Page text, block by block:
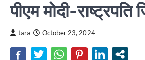
पीएम मोदी-
tara October 23, 2024